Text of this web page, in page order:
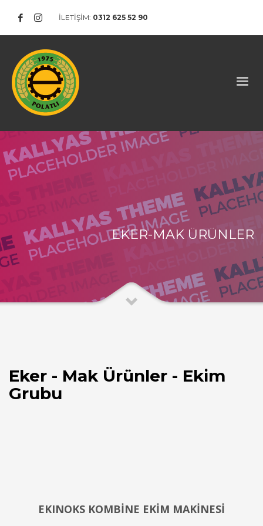
İLETİŞİM: 0312 625 52 90
EKER-MAK ÜRÜNLER
Eker - Mak Ürünler - Ekim
Grubu
EKINOKS KOMBİNE EKİM MAKİNESİ